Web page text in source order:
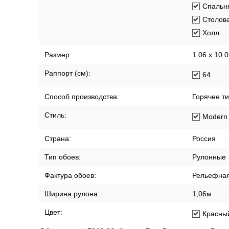
Холл
Размер: 1.06 x
Раппорт (см): 64
Способ производства: Горячее
Стиль: Modern
Страна: Россия
Тип обоев: Рулонные
Фактура обоев:
Ширина рулона: 1,06м
Цвет: